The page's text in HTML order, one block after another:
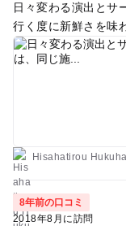
日々変わる演出とサ
行く度に新鮮さを味
Hisahatirou
8年前の口コミ
2018年8月に訪問